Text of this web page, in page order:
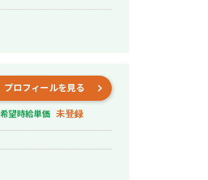
プロフィールを見る
希望時給単価 未登録